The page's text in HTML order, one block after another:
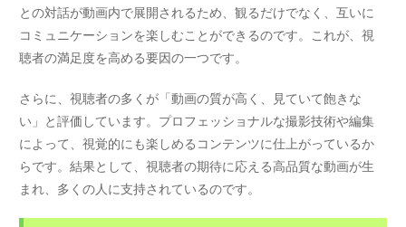
との対話が動画内で展開されるため、観るだけでなく、互いに
コミュニケーションを楽しむことができるのです。これが、視
聴者の満足度を高める要因の一つです。
さらに、視聴者の多くが「動画の質が高く、見ていて飽きな
い」と評価しています。プロフェッショナルな撮影技術や編集
によって、視覚的にも楽しめるコンテンツに仕上がっているか
らです。結果として、視聴者の期待に応える高品質な動画が生
まれ、多くの人に支持されているのです。